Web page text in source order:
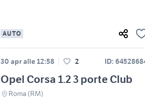
AUTO
30 apr alle 12:58 2 ID:
Opel Corsa 1.2 3 porte Club
Roma (RM)